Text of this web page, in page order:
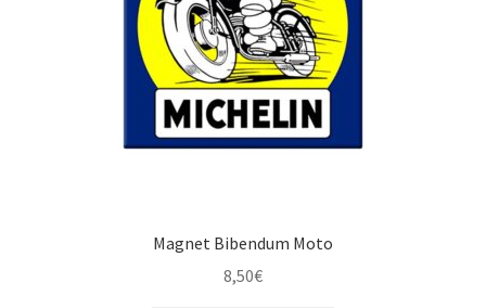
Magnet Bibendum Moto
8,50€